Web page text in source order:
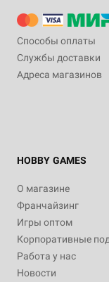
Способы оплаты
Службы доставки
Адреса магазинов
HOBBY GAMES
О магазине
Франчайзинг
Игры оптом
Корпоративные
Работа у нас
Новости